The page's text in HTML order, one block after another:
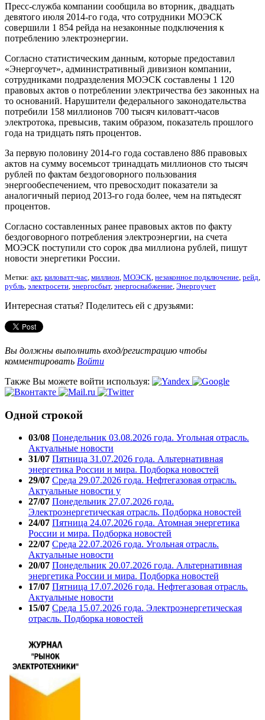
Пресс-служба компании сообщила во вторник, двадцать
девятого июля 2014-го года, что сотрудники МОЭСК
совершили 1 854 рейда на незаконные подключения к
потреблению электроэнергии.
Согласно статистическим данным, которые предоставил
«Энергоучет», административный дивизион компании,
сотрудниками подразделения МОЭСК составлены 1 120
правовых актов о потреблении электричества без законных на
то оснований. Нарушители федерального законодательства
потребили 158 миллионов 700 тысяч киловатт-часов
электротока, превысив, таким образом, показатель прошлого
года на тридцать пять процентов.
За первую половину 2014-го года составлено 886 правовых
актов на сумму восемьсот тринадцать миллионов сто тысяч
рублей по фактам бездоговорного пользования
энергообеспечением, что превосходит показатели за
аналогичный период 2013-го года более, чем на пятьдесят
процентов.
Согласно составленных ранее правовых актов по факту
бездоговорного потребления электроэнергии, на счета
МОЭСК поступили сто сорок два миллиона рублей, пишут
новости энергетики России.
Метки: акт, киловатт-час, миллион, МОЭСК, незаконное подключение, рейд,
рубль, электросети, энергосбыт, энергоснабжение, Энергоучет
Интересная статья? Поделитесь ей с друзьями:
Вы должны выполнить вход/регистрацию чтобы
комментировать Войти
Также Вы можете войти используя:
Одной строкой
03/08 Понедельник 03.08.2026 года. Угольная отрасль.
Актуальные новости
31/07 Пятница 31.07.2026 года. Альтернативная
энергетика России и мира. Подборка новостей
29/07 Среда 29.07.2026 года. Нефтегазовая отрасль.
Актуальные новости у
27/07 Понедельник 27.07.2026 года.
Электроэнергетическая отрасль. Подборка новостей
24/07 Пятница 24.07.2026 года. Атомная энергетика
России и мира. Подборка новостей
22/07 Среда 22.07.2026 года. Угольная отрасль.
Актуальные новости
20/07 Понедельник 20.07.2026 года. Альтернативная
энергетика России и мира. Подборка новостей
17/07 Пятница 17.07.2026 года. Нефтегазовая отрасль.
Актуальные новости
15/07 Среда 15.07.2026 года. Электроэнергетическая
отрасль. Подборка новостей